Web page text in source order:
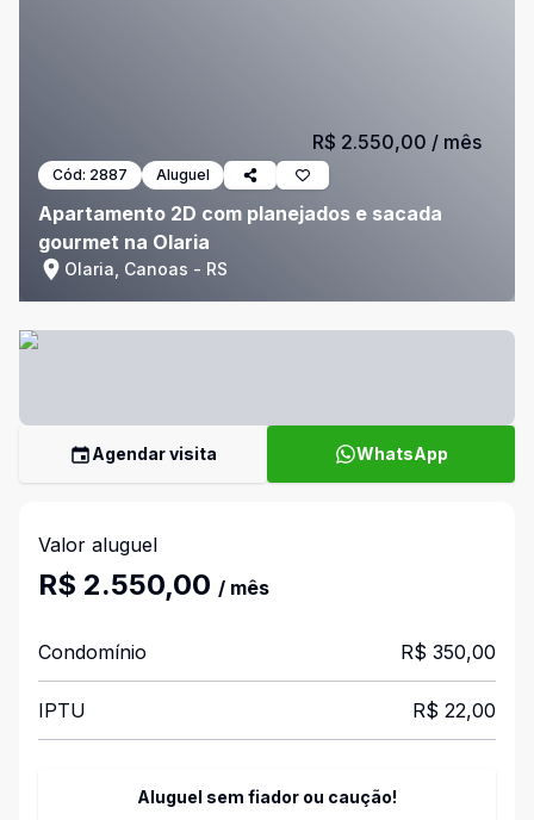
Cód: 2887 Aluguel
Apartamento 2D com planejados e sacada
gourmet na Olaria
Olaria, Canoas - RS
R$ 2.550,00 / mês
Agendar visita WhatsApp
Valor aluguel
R$ 2.550,00 / mês
Condomínio R$ 350,00
IPTU R$ 22,00
Aluguel sem fiador ou caução!